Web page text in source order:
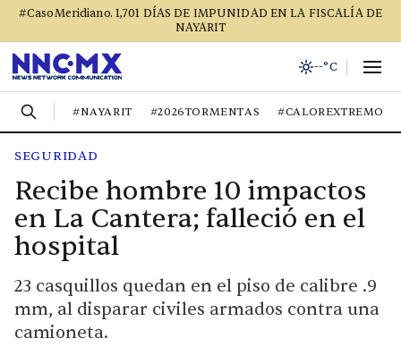
#CasoMeridiano. 1,701 DÍAS DE IMPUNIDAD EN LA FISCALÍA DE
NAYARIT
--°C
#NAYARIT #2026TORMENTAS #CALOREXTREMO
SEGURIDAD
Recibe hombre 10 impactos
en La Cantera; falleció en el
hospital
23 casquillos quedan en el piso de calibre .9
mm, al disparar civiles armados contra una
camioneta.